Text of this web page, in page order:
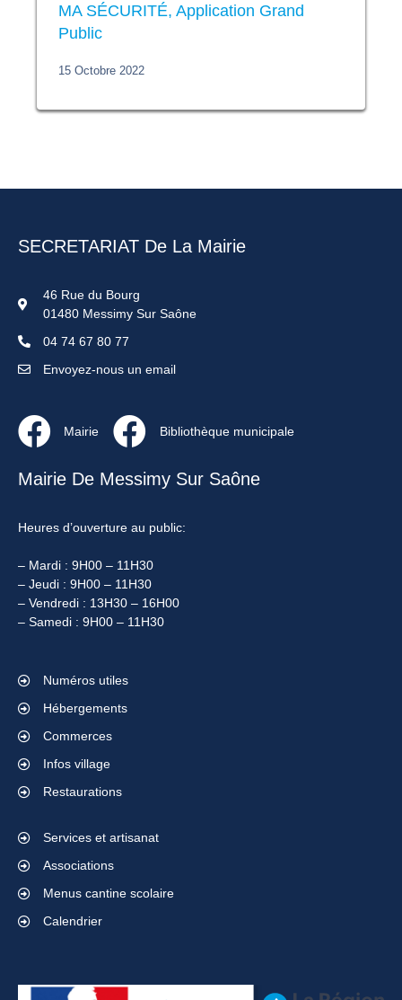
MA SÉCURITÉ, Application Grand
Public
15 Octobre 2022
SECRETARIAT De La Mairie
46 Rue du Bourg
01480 Messimy Sur Saône
04 74 67 80 77
Envoyez-nous un email
Mairie Bibliothèque municipale
Mairie De Messimy Sur Saône
Heures d’ouverture au public:
– Mardi : 9H00 – 11H30
– Jeudi : 9H00 – 11H30
– Vendredi : 13H30 – 16H00
– Samedi : 9H00 – 11H30
Numéros utiles
Hébergements
Commerces
Infos village
Restaurations
Services et artisanat
Associations
Menus cantine scolaire
Calendrier